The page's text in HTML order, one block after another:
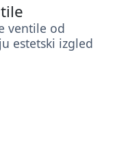
ventile od
estetski izgled